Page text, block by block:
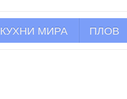
КУХНИ МИРА ПЛОВ